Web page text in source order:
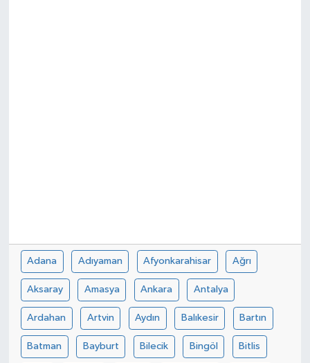
Adana Adıyaman Afyonkarahisar Ağrı
Aksaray Amasya Ankara Antalya
Ardahan Artvin Aydın Balıkesir Bartın
Batman Bayburt Bilecik Bingöl Bitlis